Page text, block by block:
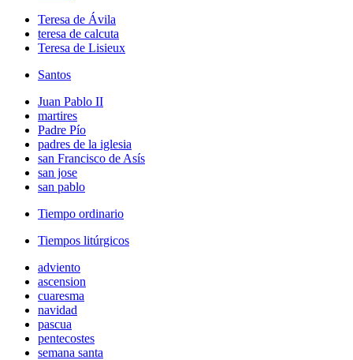
Teresa de Ávila
teresa de calcuta
Teresa de Lisieux
Santos
Juan Pablo II
martires
Padre Pío
padres de la iglesia
san Francisco de Asís
san jose
san pablo
Tiempo ordinario
Tiempos litúrgicos
adviento
ascension
cuaresma
navidad
pascua
pentecostes
semana santa